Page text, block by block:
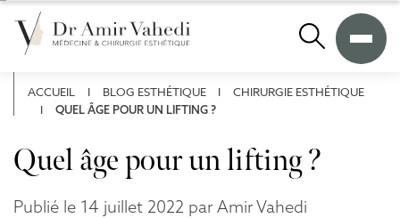
A
Recherche
ACCUEIL I BLOG ESTHÉTIQUE I
CHIRURGIE ESTHÉTIQUE
I
QUEL ÂGE POUR UN LIFTING ?
Quel âge pour un lifting ?
Publié le 14 juillet 2022 par Amir Vahedi